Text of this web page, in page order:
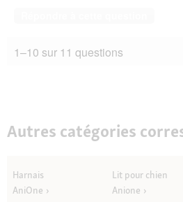
1–10 sur 11 questions
Autres catégories
Harnais
AniOne
Lit pour chien
Anione